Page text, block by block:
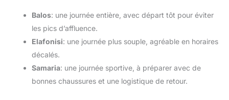
Balos: une journée entière, avec départ tôt pour éviter
les pics d’affluence.
Elafonisi: une journée plus souple, agréable en horaires
décalés.
Samaria: une journée sportive, à préparer avec de
bonnes chaussures et une logistique de retour.